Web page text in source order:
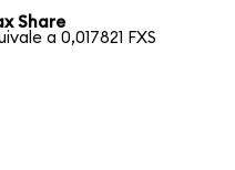
Share
a 0,017821 FXS